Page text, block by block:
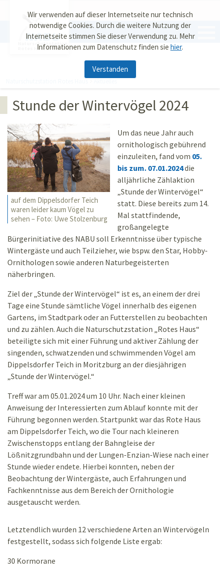
Wir verwenden auf dieser Internetseite nur technisch
notwendige Cookies. Durch die weitere Nutzung der
Internetseite stimmen Sie dieser Verwendung zu. Mehr
Informationen zum Datenschutz finden sie hier.
Verstanden
Naturschutzstation
Rotes Haus
Naturschutzstation Rotes Haus
Stunde der Wintervögel 2024
auf dem Dippelsdorfer Teich
waren leider kaum Vögel zu
sehen – Foto: Uwe Stolzenburg
Um das neue Jahr auch
ornithologisch gebührend
einzuleiten, fand vom 05.
bis zum. 07.01.2024die
alljährliche Zählaktion
„Stunde der Wintervögel“
statt. Diese bereits zum 14.
Mal stattfindende,
großangelegte
Bürgerinitiative des NABU soll Erkenntnisse über typische
Wintergäste und auch Teilzieher, wie bspw. den Star, Hobby-
Ornithologen sowie anderen Naturbegeisterten
näherbringen.
Ziel der „Stunde der Wintervögel“ ist es, an einem der drei
Tage eine Stunde sämtliche Vögel innerhalb des eigenen
Gartens, im Stadtpark oder an Futterstellen zu beobachten
und zu zählen. Auch die Naturschutzstation „Rotes Haus“
beteiligte sich mit einer Führung und aktiver Zählung der
singenden, schwatzenden und schwimmenden Vögel am
Dippelsdorfer Teich in Moritzburg an der diesjährigen
„Stunde der Wintervögel.“
Treff war am 05.01.2024 um 10 Uhr. Nach einer kleinen
Anweisung der Interessierten zum Ablauf konnte mit der
Führung begonnen werden. Startpunkt war das Rote Haus
am Dippelsdorfer Teich, wo die Tour nach kleineren
Zwischenstopps entlang der Bahngleise der
Lößnitzgrundbahn und der Lungen-Enzian-Wiese nach einer
Stunde wieder endete. Hierbei konnten, neben der
Beobachtung der Wintergäste, auch Erfahrungen und
Fachkenntnisse aus dem Bereich der Ornithologie
ausgetauscht werden.
Letztendlich wurden 12 verschiedene Arten an Wintervögeln
festgestellt, sodass sich folgende Liste ergab:
30 Kormorane